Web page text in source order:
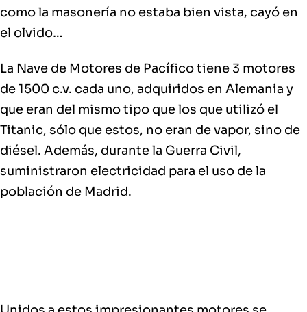
como la masonería no estaba bien vista, cayó en
el olvido…
La Nave de Motores de Pacífico tiene3 motores
de 1500 c.v. cada uno, adquiridos en Alemania y
que eran del mismo tipo que los que utilizó el
Titanic, sólo que estos, no eran de vapor, sino de
diésel. Además, durante la Guerra Civil,
suministraron electricidad para el uso de la
población de Madrid.